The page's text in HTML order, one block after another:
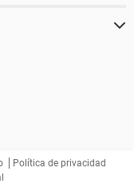
Política de privacidad